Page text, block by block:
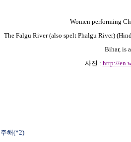
Women performing
The Falgu River(also spelt Phalgu River)
Bihar, is
사진 : http://
주해(*2)